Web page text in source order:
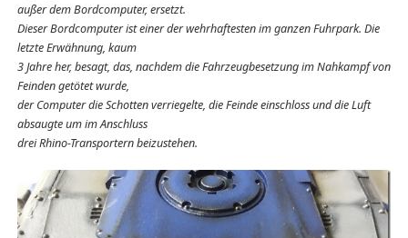
außer dem Bordcomputer, ersetzt.
Dieser Bordcomputer ist einer der wehrhaftesten im ganzen Fuhrpark. Die
letzte Erwähnung, kaum
3 Jahre her, besagt, das, nachdem die Fahrzeugbesetzung im Nahkampf von
Feinden getötet wurde,
der Computer die Schotten verriegelte, die Feinde einschloss und die Luft
absaugte um im Anschluss
drei Rhino-Transportern beizustehen.